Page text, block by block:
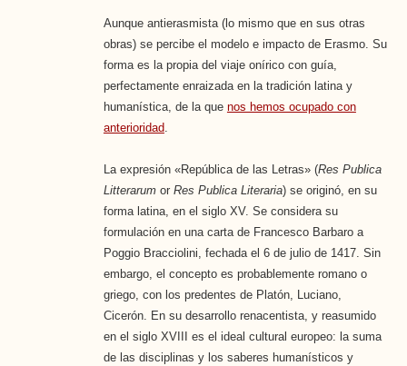
Aunque antierasmista (lo mismo que en sus otras
obras) se percibe el modelo e impacto de Erasmo. Su
forma es la propia del viaje onírico con guía,
perfectamente enraizada en la tradición latina y
humanística, de la que nos hemos ocupado con
anterioridad.
La expresión «República de las Letras» (Res Publica
Litterarumor Res Publica Literaria) se originó, en su
forma latina, en el siglo XV. Se considera su
formulación en una carta de Francesco Barbaro a
Poggio Bracciolini, fechada el 6 de julio de 1417. Sin
embargo, el concepto es probablemente romano o
griego, con los predentes de Platón, Luciano,
Cicerón. En su desarrollo renacentista, y reasumido
en el siglo XVIII es el ideal cultural europeo: la suma
de las disciplinas y los saberes humanísticos y